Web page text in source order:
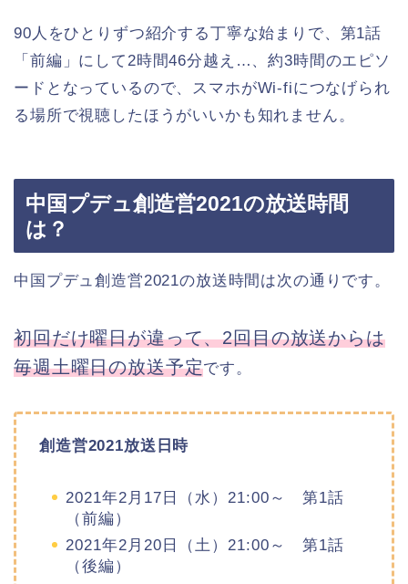
90人をひとりずつ紹介する丁寧な始まりで、第1話
「前編」にして2時間46分越え…、約3時間のエピソ
ードとなっているので、スマホがWi-fiにつなげられ
る場所で視聴したほうがいいかも知れません。
中国プデュ創造営2021の放送時間
は？
中国プデュ創造営2021の放送時間は次の通りです。
初回だけ曜日が違って、2回目の放送からは
毎週土曜日の放送予定です。
創造営2021放送日時
2021年2月17日（水）21:00～ 第1話
（前編）
2021年2月20日（土）21:00～ 第1話
（後編）